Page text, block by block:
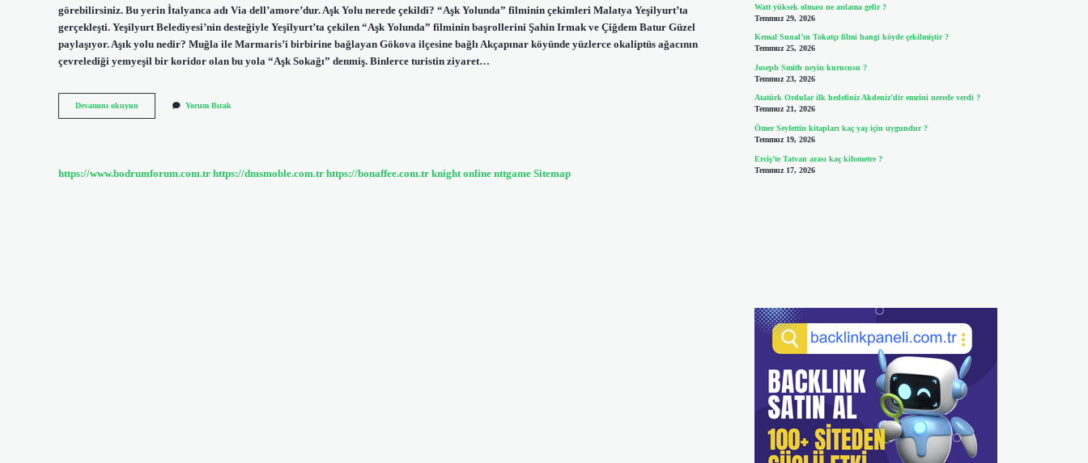
görebilirsiniz. Bu yerin İtalyanca adı Via dell’amore’dur. Aşk Yolu nerede çekildi? “Aşk Yolunda” filminin çekimleri Malatya Yeşilyurt’ta
gerçekleşti. Yeşilyurt Belediyesi’nin desteğiyle Yeşilyurt’ta çekilen “Aşk Yolunda” filminin başrollerini Şahin Irmak ve Çiğdem Batur Güzel
paylaşıyor. Aşık yolu nedir? Muğla ile Marmaris’i birbirine bağlayan Gökova ilçesine bağlı Akçapınar köyünde yüzlerce okaliptüs ağacının
çevrelediği yemyeşil bir koridor olan bu yola “Aşk Sokağı” denmiş. Binlerce turistin ziyaret…
Devamını okuyun
Yolu
Yorum Bırak
https://www.bodrumforum.com.tr https://dmsmoble.com.tr https://bonaffee.com.tr knight online nttgame Sitemap
Watt yüksek olması ne anlama gelir ?
Temmuz 29, 2026
Kemal Sunal’ın Tokatçı filmi hangi köyde çekilmiştir ?
Temmuz 25, 2026
Joseph Smith neyin kurucusu ?
Temmuz 23, 2026
Atatürk Ordular ilk hedefiniz Akdeniz’dir emrini nerede verdi ?
Temmuz 21, 2026
Ömer Seyfettin kitapları kaç yaş için uygundur ?
Temmuz 19, 2026
Erciş’te Tatvan arası kaç kilometre ?
Temmuz 17, 2026